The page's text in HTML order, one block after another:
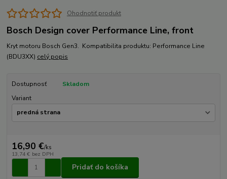
Ohodnotiť produkt
Bosch Design cover Performance Line, front
Kryt motoru Bosch Gen3. Kompatibilita produktu: Performance Line
(BDU3XX) celý popis
Dostupnosť
Skladom
Variant
16,90 €/ks
13,74 € bez DPH
Pridať do košíka